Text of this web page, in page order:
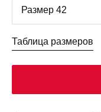
Таблица размеров